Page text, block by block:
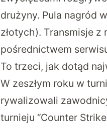
drużyny. Pula nagród
złotych). Transmisje
pośrednictwem
To trzeci, jak dotąd
W zeszłym roku w
rywalizowali
turnieju “Counter